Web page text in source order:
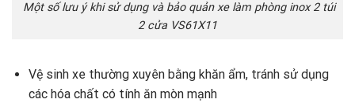
Một số lưu ý khi sử dụng và bảo quản xe làm phòng inox 2 túi
2 cửa VS61X11
Vệ sinh xe thường xuyên bằng khăn ẩm, tránh sử dụng
các hóa chất có tính ăn mòn mạnh